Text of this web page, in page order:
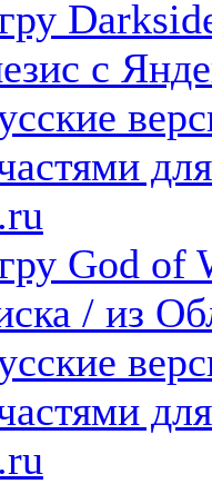
с
God of
/ из